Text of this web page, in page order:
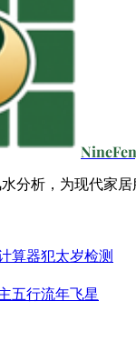
分析，为现代家
算器犯太岁检测
五行流年飞星